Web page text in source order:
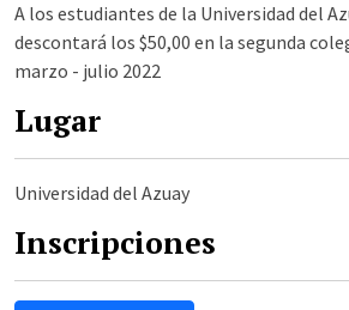
A los estudiantes de la Universidad del
descontará los $50,00 en la segunda
marzo - julio 2022
Lugar
Universidad del Azuay
Inscripciones